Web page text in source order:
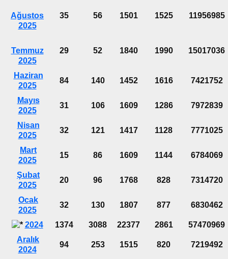
Ağustos
2025
35 56 1501 1525 11956985
Temmuz
2025
29 52 1840 1990 15017036
Haziran
2025
84 140 1452 1616 7421752
Mayıs
2025
31 106 1609 1286 7972839
Nisan
2025
32 121 1417 1128 7771025
Mart
2025
15 86 1609 1144 6784069
Şubat
2025
20 96 1768 828 7314720
Ocak
2025
32 130 1807 877 6830462
2024 1374 3088 22377 2861
57470969
Aralık
2024
94 253 1515 820 7219492